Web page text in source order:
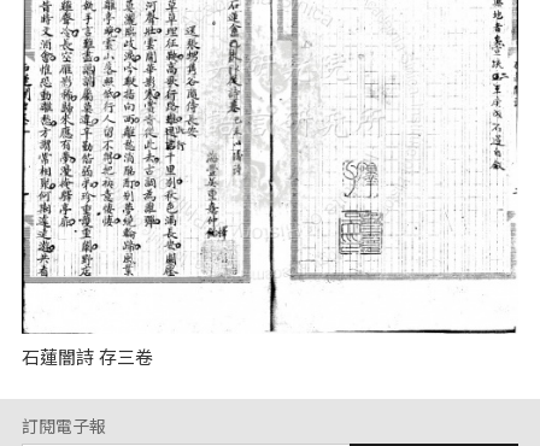
石蓮闇詩 存三卷
訂閱電子報